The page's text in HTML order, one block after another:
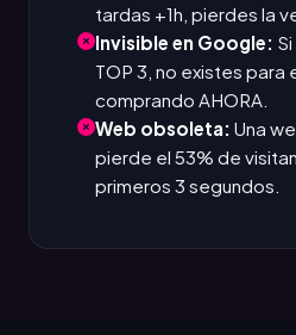
tardas +1h, pierdes la
Invisible en Google:
TOP 3, no existes para
comprando AHORA.
Web obsoleta: Una
pierde el 53% de
primeros 3 segundos.